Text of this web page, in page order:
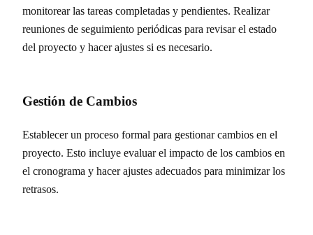
monitorear las tareas completadas y pendientes. Realizar
reuniones de seguimiento periódicas para revisar el estado
del proyecto y hacer ajustes si es necesario.
Gestión de Cambios
Establecer un proceso formal para gestionar cambios en el
proyecto. Esto incluye evaluar el impacto de los cambios en
el cronograma y hacer ajustes adecuados para minimizar los
retrasos.